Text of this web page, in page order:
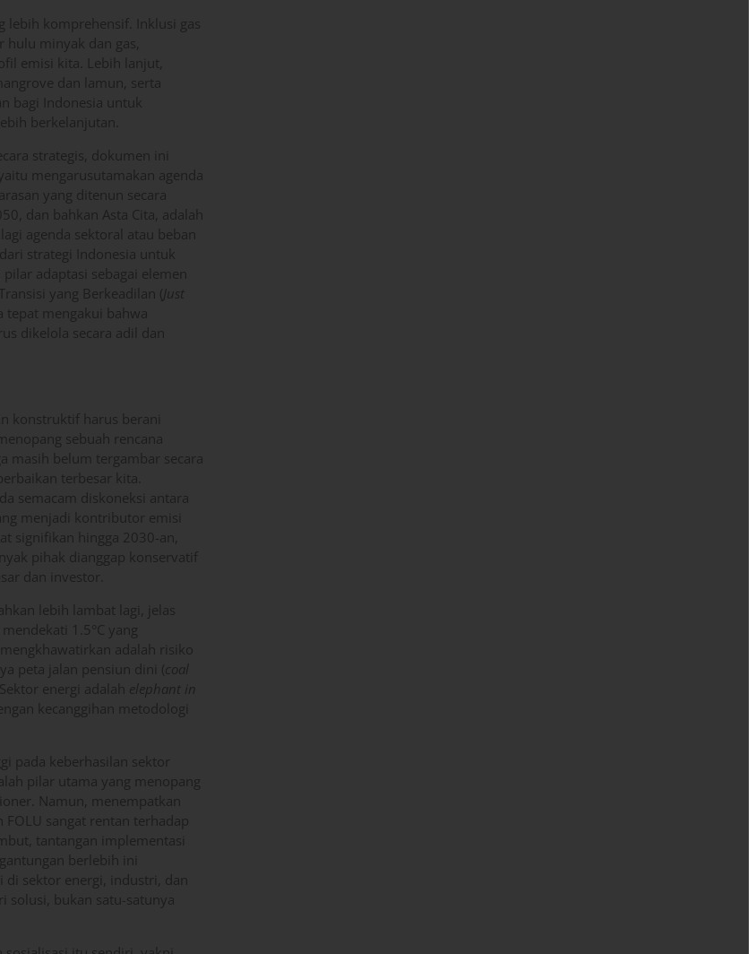
lebih komprehensif. Inklusi gas
hulu minyak dan gas,
emisi kita. Lebih lanjut,
dan lamun, serta
bagi Indonesia untuk
berkelanjutan.
strategis, dokumen ini
mengarusutamakan agenda
yang ditenun secara
dan bahkan Asta Cita, adalah
agenda sektoral atau beban
strategi Indonesia untuk
adaptasi sebagai elemen
yang Berkeadilan (Just
tepat mengakui bahwa
dikelola secara adil dan
konstruktif harus berani
sebuah rencana
masih belum tergambar secara
terbesar kita.
semacam diskoneksi antara
menjadi kontributor emisi
signifikan hingga 2030-an,
pihak dianggap konservatif
dan investor.
lebih lambat lagi, jelas
1.5°C yang
adalah risiko
peta jalan pensiun dini (coal
energi adalah elephant in
kecanggihan metodologi
pada keberhasilan sektor
pilar utama yang menopang
Namun, menempatkan
sangat rentan terhadap
tantangan implementasi
berlebih ini
di sektor energi, industri, dan
solusi, bukan satu-satunya